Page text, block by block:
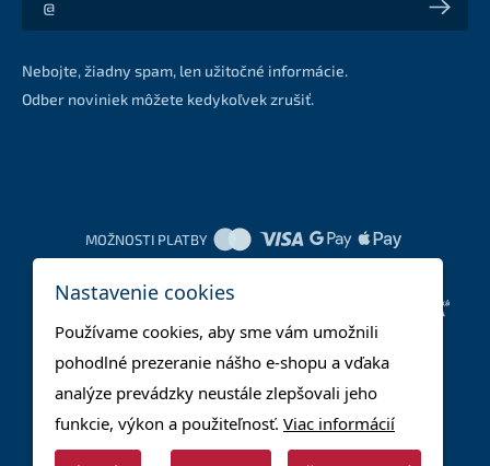
Akcie a zľavy na váš e-mail z prvej ruky
Nebojte, žiadny spam, len užitočné informácie.
Odber noviniek môžete kedykoľvek zrušiť.
MOŽNOSTI PLATBY
Nastavenie cookies
Používame cookies, aby sme vám umožnili
pohodlné prezeranie nášho e-shopu a vďaka
analýze prevádzky neustále zlepšovali jeho
funkcie, výkon a použiteľnosť. Viac informácií